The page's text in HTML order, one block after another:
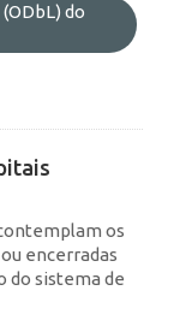
do
os
encerradas
do sistema de